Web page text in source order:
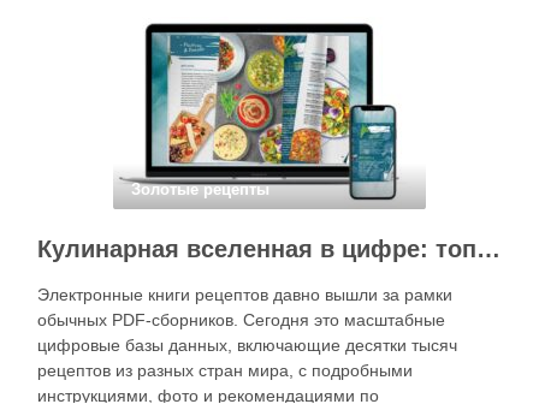
кухне. Главное — …
Золотые рецепты
Кулинарная вселенная в цифре: топ-3 самых больших электронных книг рецептов
Электронные книги рецептов давно вышли за рамки
обычных PDF-сборников. Сегодня это масштабные
цифровые базы данных, включающие десятки тысяч
рецептов из разных стран мира, с подробными
инструкциями, фото и рекомендациями по